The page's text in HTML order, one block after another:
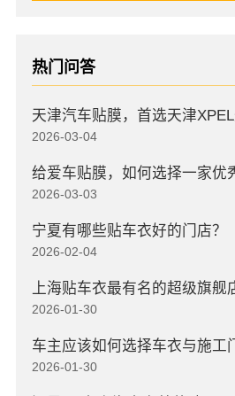
热门问答
2026-03-04
给爱车贴膜，如何选择一家优
2026-03-03
宁夏有哪些贴车衣好的门店？
2026-02-04
上海贴车衣最有名的超级旗舰
2026-01-30
车主应该如何选择车衣与施工
2026-01-30